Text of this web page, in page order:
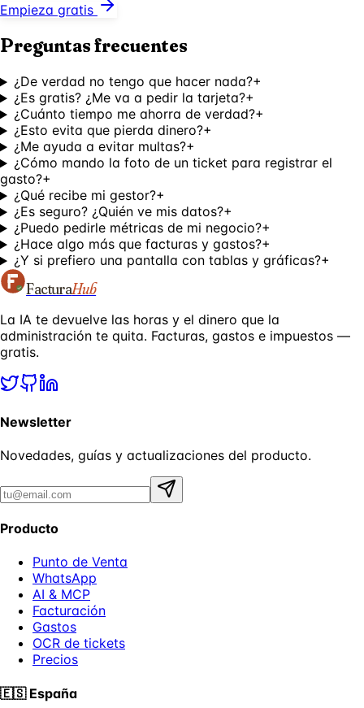
Empieza gratis
Preguntas frecuentes
¿De verdad no tengo que hacer nada?+
¿Es gratis? ¿Me va a pedir la tarjeta?+
¿Cuánto tiempo me ahorra de verdad?+
¿Esto evita que pierda dinero?+
¿Me ayuda a evitar multas?+
¿Cómo mando la foto de un ticket para registrar el
gasto?+
¿Qué recibe mi gestor?+
¿Es seguro? ¿Quién ve mis datos?+
¿Puedo pedirle métricas de mi negocio?+
¿Hace algo más que facturas y gastos?+
¿Y si prefiero una pantalla con tablas y gráficas?+
FacturaHub
La IA te devuelve las horas y el dinero que la
administración te quita. Facturas, gastos e impuestos —
gratis.
Newsletter
Novedades, guías y actualizaciones del producto.
Producto
Punto de Venta
WhatsApp
AI & MCP
Facturación
Gastos
OCR de tickets
Precios
🇪🇸 España